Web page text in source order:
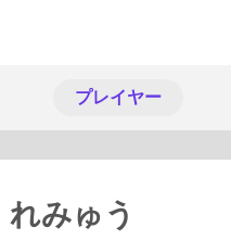
プレイヤー
れみゅう